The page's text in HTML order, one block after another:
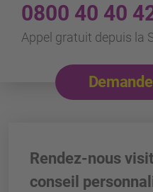
0800 40 40
Appel gratuit depuis la
Rendez-nous
conseil